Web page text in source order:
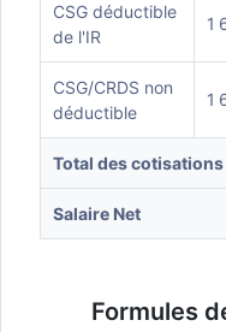
CSG déductible
de l'IR
1
CSG/CRDS non
déductible
1
Total des cotisations
Salaire Net
Formules